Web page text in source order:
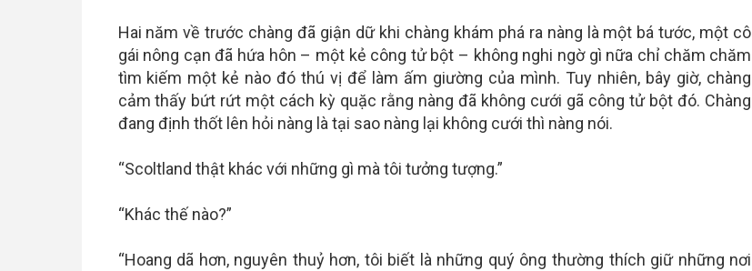
Hai năm về trước chàng đã giận dữ khi chàng khám phá ra nàng là một bá tước, một cô
gái nông cạn đã hứa hôn – một kẻ công tử bột – không nghi ngờ gì nữa chỉ chăm chăm
tìm kiếm một kẻ nào đó thú vị để làm ấm giường của mình. Tuy nhiên, bây giờ, chàng
cảm thấy bứt rứt một cách kỳ quặc rằng nàng đã không cưới gã công tử bột đó. Chàng
đang định thốt lên hỏi nàng là tại sao nàng lại không cưới thì nàng nói.
“Scoltland thật khác với những gì mà tôi tưởng tượng.”
“Khác thế nào?”
“Hoang dã hơn, nguyên thuỷ hơn, tôi biết là những quý ông thường thích giữ những nơi